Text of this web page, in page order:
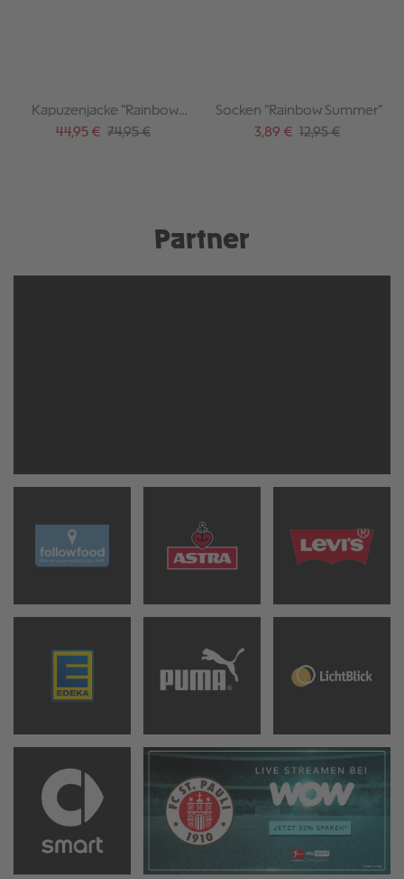
Kapuzenjacke "Rainbow
Summer"
Verkaufspreis:
44,95 € Regulärer Preis:
74,95 €
Socken "Rainbow Summer"
Verkaufspreis:
3,89 € Regulärer Preis:
12,95 €
Partner